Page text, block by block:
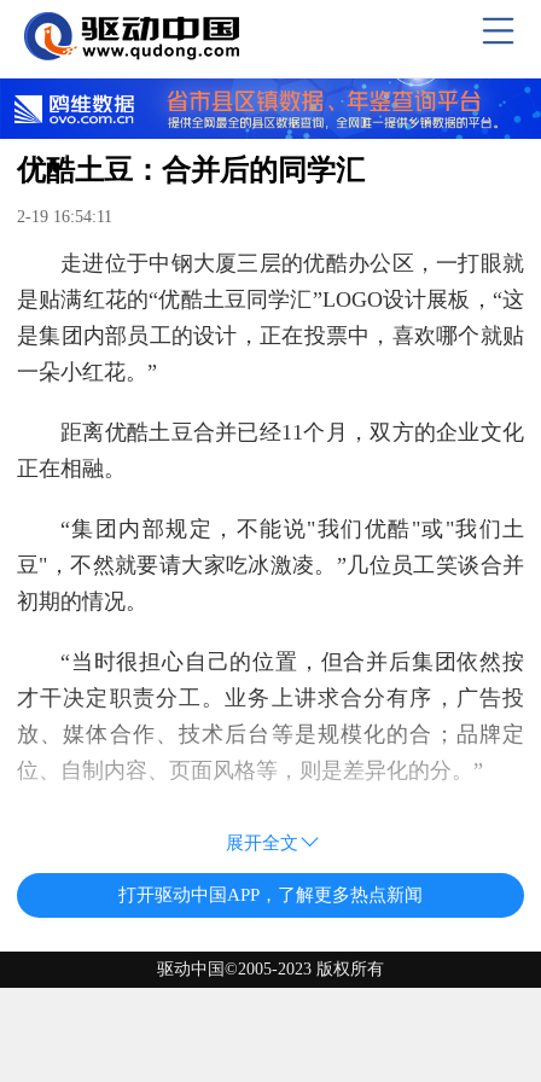
优酷土豆：合并后的同学汇
2-19 16:54:11
走进位于中钢大厦三层的优酷办公区，一打眼就
是贴满红花的“优酷土豆同学汇”LOGO设计展板，“这
是集团内部员工的设计，正在投票中，喜欢哪个就贴
一朵小红花。”
距离优酷土豆合并已经11个月，双方的企业文化
正在相融。
“集团内部规定，不能说"我们优酷"或"我们土
豆"，不然就要请大家吃冰激凌。”几位员工笑谈合并
初期的情况。
“当时很担心自己的位置，但合并后集团依然按
才干决定职责分工。业务上讲求合分有序，广告投
放、媒体合作、技术后台等是规模化的合；品牌定
位、自制内容、页面风格等，则是差异化的分。”
展开全文
打开驱动中国APP，了解更多热点新闻
驱动中国©2005-2023 版权所有